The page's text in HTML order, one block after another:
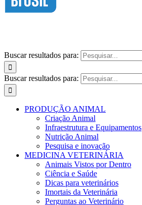
Buscar resultados para:
Buscar resultados para:
PRODUÇÃO ANIMAL
Criação Animal
Infraestrutura e Equipamentos
Nutrição Animal
Pesquisa e inovação
MEDICINA VETERINÁRIA
Animais Vistos por Dentro
Ciência e Saúde
Dicas para veterinários
Imortais da Veterinária
Perguntas ao Veterinário